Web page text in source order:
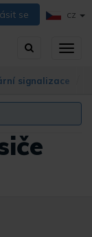
se CZ
Vyhledávání
signalizace